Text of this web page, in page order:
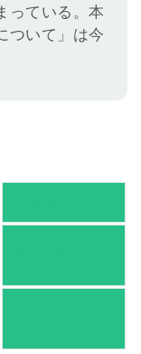
っている。本
ついて」は今